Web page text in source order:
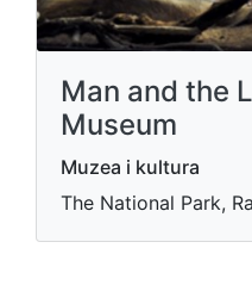
Man and the
Museum
Muzea i kultura
The National Park,